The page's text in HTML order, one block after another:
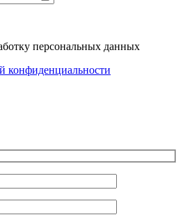
персональных данных
конфиденциальности